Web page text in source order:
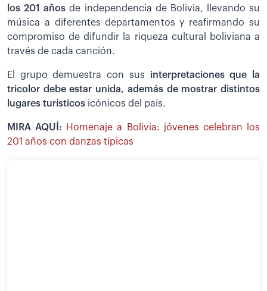
los 201 años de independencia de Bolivia, llevando su
música a diferentes departamentos y reafirmando su
compromiso de difundir la riqueza cultural boliviana a
través de cada canción.
El grupo demuestra con sus interpretaciones que la
tricolor debe estar unida, además de mostrar distintos
lugares turísticos icónicos del país.
MIRA AQUÍ:
Homenaje a Bolivia: jóvenes celebran los
201 años con danzas típicas